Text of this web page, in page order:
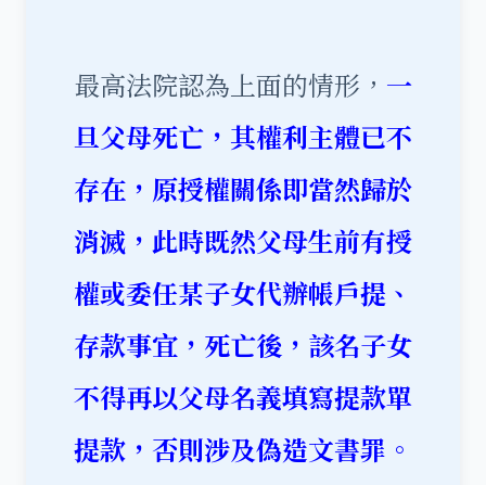
最高法院認為上面的情形， 一
旦父母死亡，其權利主體已不
存在，原授權關係即當然歸於
消滅，此時既然父母生前有授
權或委任某子女代辦帳戶提、
存款事宜，死亡後，該名子女
不得再以父母名義填寫提款單
提款，否則涉及偽造文書罪。